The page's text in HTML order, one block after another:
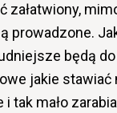
załatwiony,
prowadzone.
będą do
jakie stawiać
i tak mało